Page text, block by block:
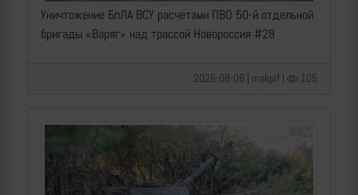
Уничтожение БпЛА ВСУ расчетами ПВО 50-й отдельной
бригады «Варяг» над трассой Новороссия #28
2026-08-06 | makpif | 105